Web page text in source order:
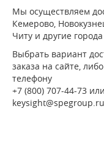
Мы осуществляем
Кемерово,
Читу и другие
Выбрать вариант
заказа на сайте,
телефону
+7 (800) 707-44-73
keysight@spegroup.ru